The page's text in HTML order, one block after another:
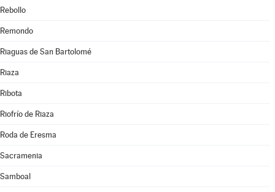
Rebollo
Remondo
Riaguas de San Bartolomé
Riaza
Ribota
Riofrío de Riaza
Roda de Eresma
Sacramenia
Samboal